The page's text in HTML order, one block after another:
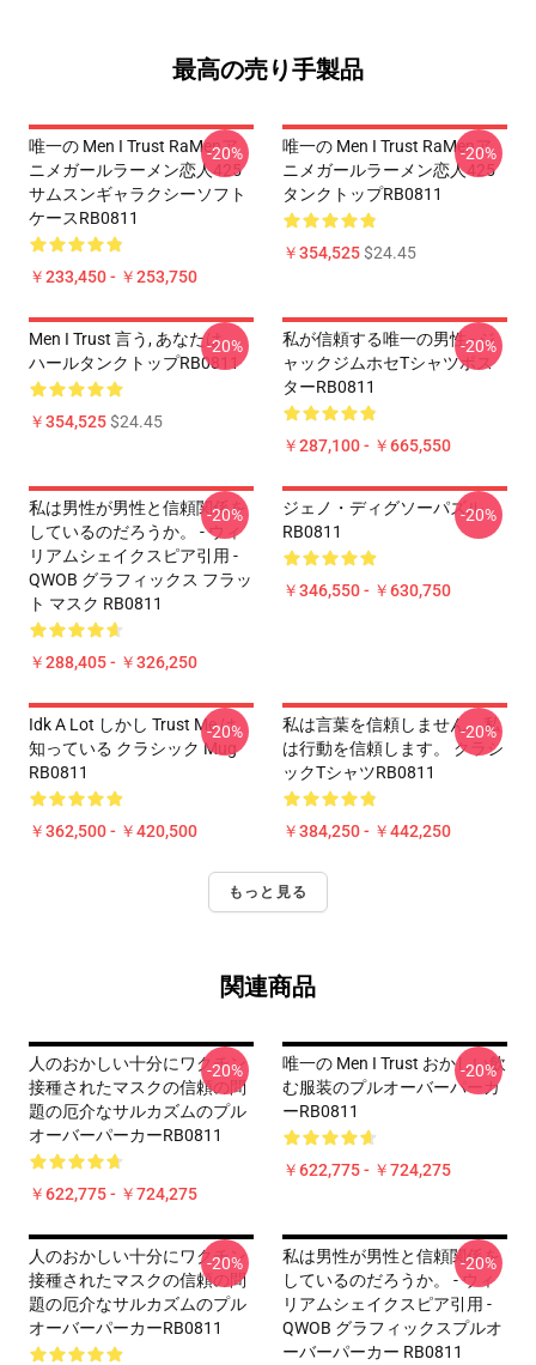
最高の売り手製品
唯一の Men I Trust RaMenア
ニメガールラーメン恋人425
サムスンギャラクシーソフト
ケースRB0811
￥233,450 - ￥253,750
-20%
唯一の Men I Trust RaMenア
ニメガールラーメン恋人425
タンクトップRB0811
￥354,525$24.45
-20%
Men I Trust 言う, あなたは、
ハールタンクトップRB0811
￥354,525$24.45
-20%
私が信頼する唯一の男性 - ジ
ャックジムホセTシャツポス
ターRB0811
￥287,100 - ￥665,550
-20%
私は男性が男性と信頼関係を
しているのだろうか。 - ウィ
リアムシェイクスピア引用 -
QWOB グラフィックス フラッ
ト マスク RB0811
￥288,405 - ￥326,250
-20%
ジェノ・ディグソーパズル
RB0811
￥346,550 - ￥630,750
-20%
Idk A Lot しかし Trust Me は
知っている クラシック Mug
RB0811
￥362,500 - ￥420,500
-20%
私は言葉を信頼しません。私
は行動を信頼します。 クラシ
ックTシャツRB0811
￥384,250 - ￥442,250
-20%
もっと見る
関連商品
人のおかしい十分にワクチン
接種されたマスクの信頼の問
題の厄介なサルカズムのプル
オーバーパーカーRB0811
￥622,775 - ￥724,275
-20%
唯一の Men I Trust おかしい飲
む服装のプルオーバーパーカ
ーRB0811
￥622,775 - ￥724,275
-20%
人のおかしい十分にワクチン
接種されたマスクの信頼の問
題の厄介なサルカズムのプル
オーバーパーカーRB0811
-20%
私は男性が男性と信頼関係を
しているのだろうか。 - ウィ
リアムシェイクスピア引用 -
QWOB グラフィックスプルオ
ーバーパーカー RB0811
-20%